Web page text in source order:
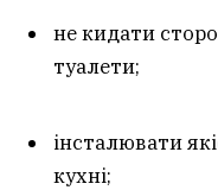
не кидати
туалети;
інсталювати
кухні;